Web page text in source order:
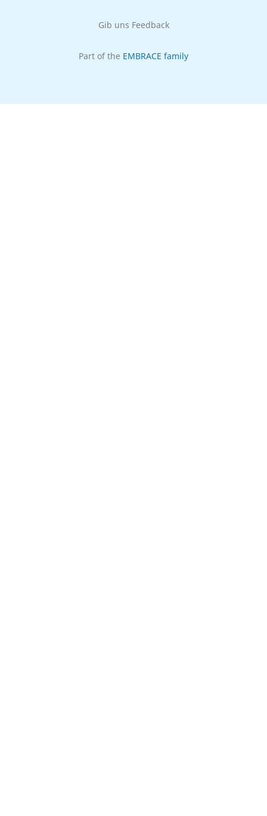
Gib uns Feedback
Part of the EMBRACE family